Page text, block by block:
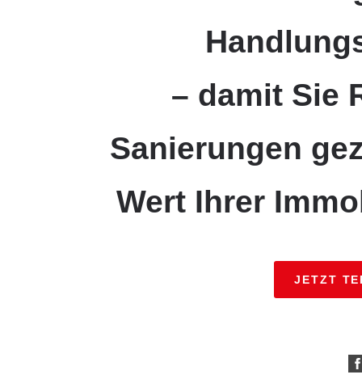
– damit Sie
Sanierungen
Wert Ihrer
JETZT